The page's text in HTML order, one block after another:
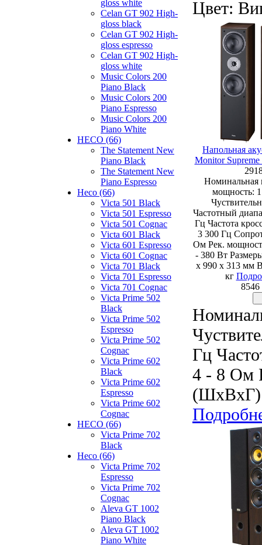
gloss white
Celan GT 902 High-
gloss black
Celan GT 902 High-
gloss espresso
Celan GT 902 High-
gloss white
Music Colors 200
Piano Black
Music Colors 200
Piano Espresso
Music Colors 200
Piano White
HECO (66)
The Statement New
Piano Black
The Statement New
Piano Espresso
Heco (66)
Victa 501 Black
Victa 501 Espresso
Victa 501 Cognac
Victa 601 Black
Victa 601 Espresso
Victa 601 Cognac
Victa 701 Black
Victa 701 Espresso
Victa 701 Cognac
Victa Prime 502
Black
Victa Prime 502
Espresso
Victa Prime 502
Cognac
Victa Prime 602
Black
Victa Prime 602
Espresso
Victa Prime 602
Cognac
HECO (66)
Victa Prime 702
Black
Heco (66)
Victa Prime 702
Espresso
Victa Prime 702
Cognac
Aleva GT 1002
Piano Black
Aleva GT 1002
Piano White
Цвет:
Напольная
Monitor Supreme
Номинальная
мощность:
Частотный
Гц Частота
3 300 Гц
Ом Рек.
- 380 Вт
x 990 x 313 мм
кг
8546
Гц
4 - 8 Ом
(ШxВxГ):